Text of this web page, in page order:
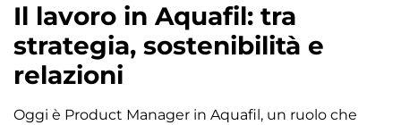
Il lavoro in Aquafil: tra
strategia, sostenibilità e
relazioni
Oggi è Product Manager in Aquafil, un ruolo che